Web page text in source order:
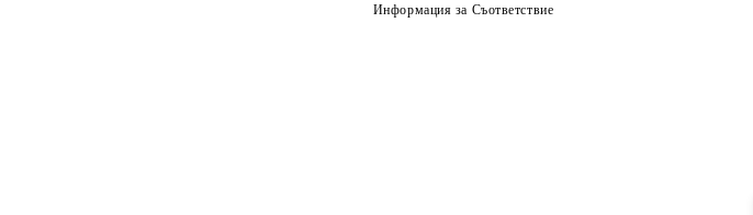
Информация за Съответствие